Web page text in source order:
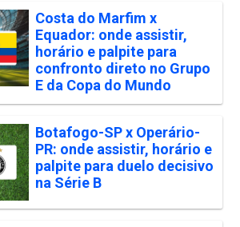
Costa do Marfim x
Equador: onde assistir,
horário e palpite para
confronto direto no Grupo
E da Copa do Mundo
Botafogo-SP x Operário-
PR: onde assistir, horário e
palpite para duelo decisivo
na Série B